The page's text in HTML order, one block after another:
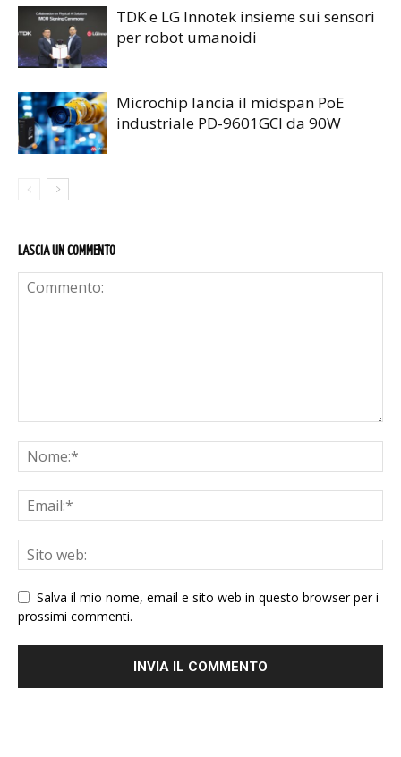
TDK e LG Innotek insieme sui sensori
per robot umanoidi
Microchip lancia il midspan PoE
industriale PD-9601GCI da 90W
LASCIA UN COMMENTO
Salva il mio nome, email e sito web in questo browser per i
prossimi commenti.